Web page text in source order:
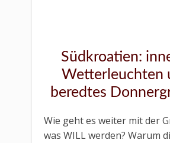
Südkroatien:
Wetterleuchten
beredtes
Wie geht es weiter mit der
was WILL werden? Warum